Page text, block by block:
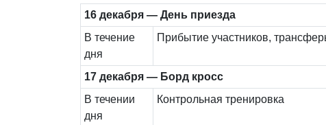
16 декабря — День приезда
В течение
дня
Прибытие участников,
17 декабря — Борд кросс
В течении
дня
Контрольная тренировка